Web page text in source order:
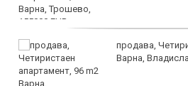
продава,
Варна,